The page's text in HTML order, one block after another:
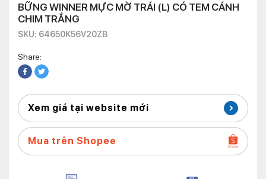
BỮNG WINNER MỰC MỜ TRÁI (L) CÓ TEM CÁNH
CHIM TRẮNG
SKU: 64650K56V20ZB
Share:
Xem giá tại website mới
Mua trên Shopee